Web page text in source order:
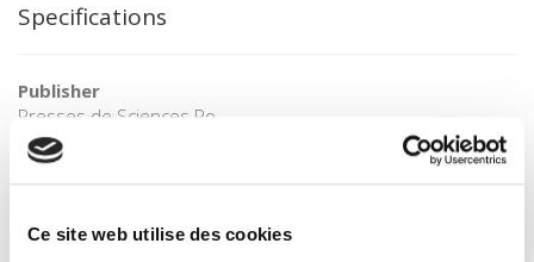
Ce site web utilise des cookies
Specifications
Publisher
Presses de Sciences Po
Author
Guy Hermet
French